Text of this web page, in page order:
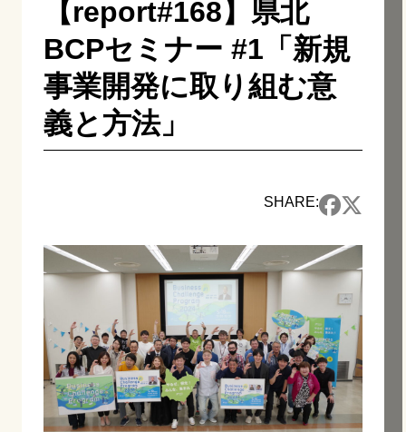
【report#168】県北
BCPセミナー #1「新規
事業開発に取り組む意
義と方法」
SHARE: